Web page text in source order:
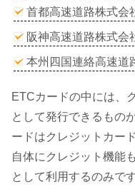
首都高速道路株式会
阪神高速道路株式会
本州四国連絡高速道
ETCカードの中には、
として発行できるもの
ードはクレジットカー
自体にクレジット機能
として利用するのみです